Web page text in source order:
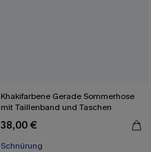
Khakifarbene Gerade Sommerhose
mit Taillenband und Taschen
38,00 €
Schnürung